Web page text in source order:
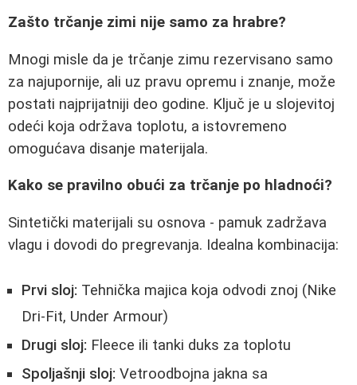
Zašto trčanje zimi nije samo za hrabre?
Mnogi misle da je trčanje zimu rezervisano samo
za najupornije, ali uz pravu opremu i znanje, može
postati najprijatniji deo godine. Ključ je u slojevitoj
odeći koja održava toplotu, a istovremeno
omogućava disanje materijala.
Kako se pravilno obući za trčanje po hladnoći?
Sintetički materijali su osnova - pamuk zadržava
vlagu i dovodi do pregrevanja. Idealna kombinacija:
Prvi sloj: Tehnička majica koja odvodi znoj (Nike
Dri-Fit, Under Armour)
Drugi sloj: Fleece ili tanki duks za toplotu
Spoljašnji sloj: Vetroodbojna jakna sa